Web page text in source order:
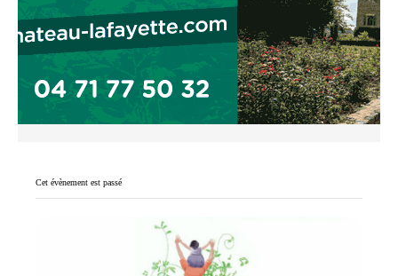
Cet évènement est passé